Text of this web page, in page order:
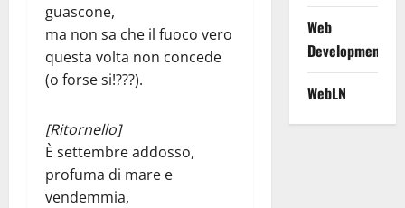
guascone,
ma non sa che il fuoco vero
questa volta non concede
(o forse si!???).
[Ritornello]
È settembre addosso,
profuma di mare e
vendemmia,
Web
Development
WebLN